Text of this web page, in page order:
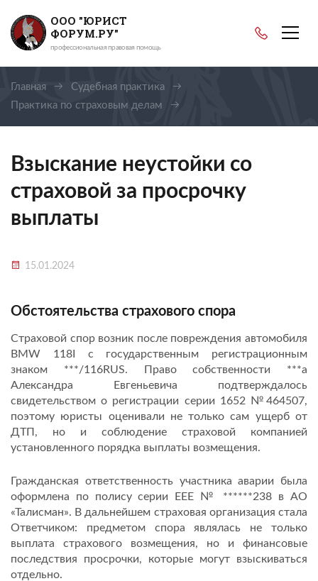
ООО "ЮРИСТ
ФОРУМ.РУ"
профессиональная правовая помощь
Главная
Судебная практика
Практика по страховым делам
Взыскание неустойки со страховой за просрочку выплаты
Взыскание неустойки со
страховой за просрочку
выплаты
15.01.2024
Обстоятельства страхового спора
Страховой спор возник после повреждения автомобиля
BMW 118I с государственным регистрационным
знаком ***/116RUS. Право собственности ***а
Александра Евгеньевича подтверждалось
свидетельством о регистрации серии 1652 №464507,
поэтому юристы оценивали не только сам ущерб от
ДТП, но и соблюдение страховой компанией
установленного порядка выплаты возмещения.
Гражданская ответственность участника аварии была
оформлена по полису серии ЕЕЕ № ******238 в АО
«Талисман». В дальнейшем страховая организация стала
Ответчиком: предметом спора являлась не только
выплата страхового возмещения, но и финансовые
последствия просрочки, которые могут взыскиваться
отдельно.